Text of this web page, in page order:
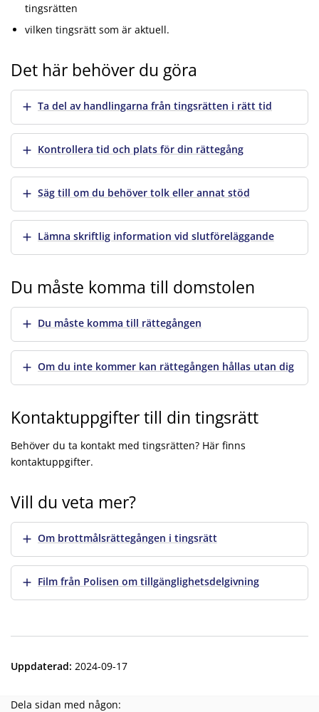
tingsrätten
vilken tingsrätt som är aktuell.
Det här behöver du göra
Visa mer Ta del av handlingarna från tingsrätten i rätt tid
Visa merKontrollera tid och plats för din rättegång
Visa merSäg till om du behöver tolk eller annat stöd
Visa merLämna skriftlig information vid slutföreläggande
Du måste komma till domstolen
Visa merDu måste komma till rättegången
Visa merOm du inte kommer kan rättegången hållas utan dig
Kontaktuppgifter till din tingsrätt
Behöver du ta kontakt med tingsrätten? Här finns
kontaktuppgifter.
Vill du veta mer?
Visa merOm brottmålsrättegången i tingsrätt
Visa merFilm från Polisen om tillgänglighetsdelgivning
Uppdaterad: 2024-09-17
Dela sidan med någon: